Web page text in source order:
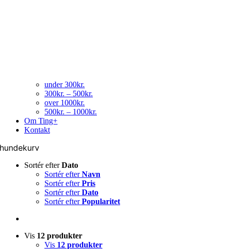
under 300kr.
300kr. – 500kr.
over 1000kr.
500kr. – 1000kr.
Om Ting+
Kontakt
hundekurv
Sortér efterDato
Sortér efterNavn
Sortér efterPris
Sortér efterDato
Sortér efterPopularitet
Vis 12 produkter
Vis 12 produkter